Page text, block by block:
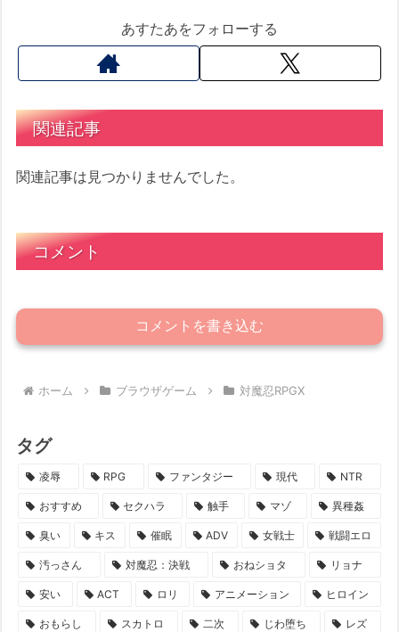
あすたあをフォローする
関連記事
関連記事は見つかりませんでした。
コメント
コメントを書き込む
ホーム ブラウザゲーム 対魔忍RPGX
タグ
凌辱 RPG ファンタジー 現代 NTR
おすすめ セクハラ 触手 マゾ 異種姦
臭い キス 催眠 ADV 女戦士 戦闘エロ
汚っさん 対魔忍：決戦 おねショタ リョナ
安い ACT ロリ アニメーション ヒロイン
おもらし スカトロ 二次 じわ堕ち レズ